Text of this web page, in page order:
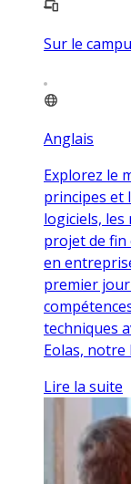
Sur le
Anglais
Explorez le
principes et
logiciels,
projet de fin
en
premier
techniques
Eolas,
Lire la suite